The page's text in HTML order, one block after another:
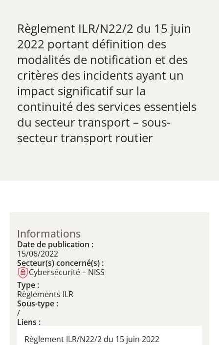
​Règlement ILR/N22/2 du ​15 juin
2022 portant définition des
modalités de notification et des
critères des incidents ayant un
impact significatif sur la
continuité des services essentiels
du secteur transport – sous-
secteur transport routier​
Informations
Date de publication :
15/06/2022
Secteur(s) concerné(s) :
Cybersécurité – NISS
Type :
Règlements ILR
Sous-type :
/
Liens :
​Règlement ILR/N22/2 du ​15 juin 2022